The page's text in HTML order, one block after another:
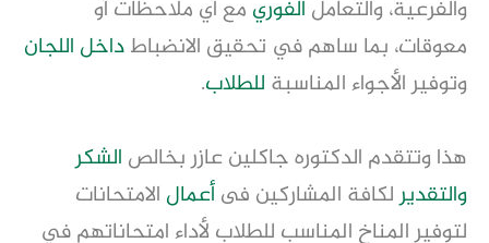
والفرعية، والتعامل الفوري
معوقات، بما ساهم في تحقيق الانضباط داخل اللجان
وتوفير الأجواء المناسبة للطلاب.
هذا وتتقدم الدكتوره جاكلين عازر بخالص
الشكر
والتقدير لكافة المشاركين فى أعمال